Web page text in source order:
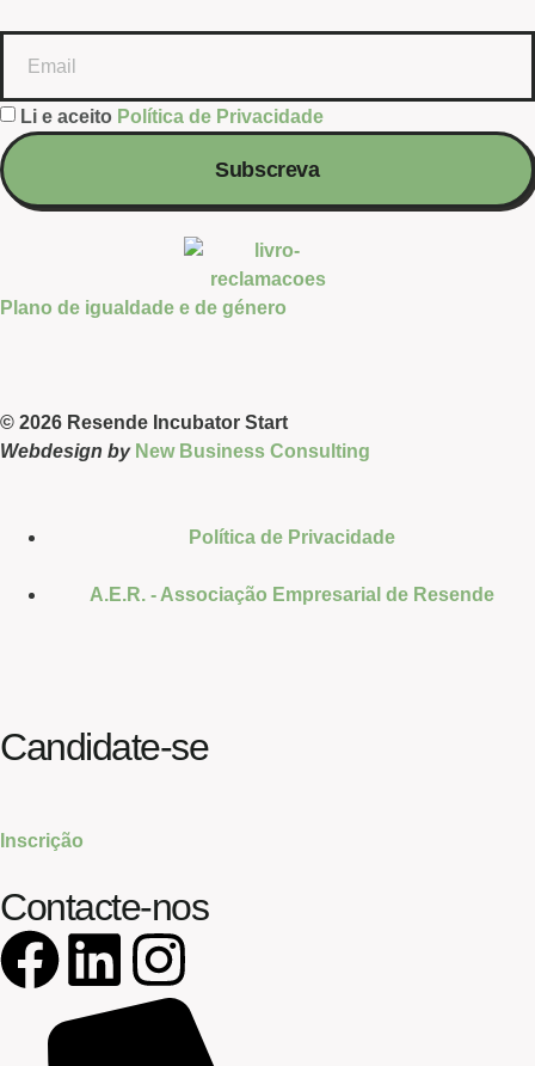
Li e aceito Política de Privacidade
Subscreva
Plano de igualdade e de género
© 2026 Resende Incubator Start
Webdesign by New Business Consulting
Política de Privacidade
A.E.R. - Associação Empresarial de Resende
Candidate-se
Inscrição
Contacte-nos